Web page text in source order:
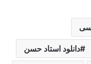
دانلود استاد حسن